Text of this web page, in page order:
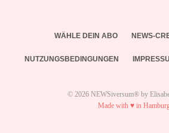
WÄHLE DEIN ABO NEWS-
NUTZUNGSBEDINGUNGEN
© 2026 NEWSiversum® by
Made with ♥ in